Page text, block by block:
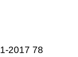
2017 78